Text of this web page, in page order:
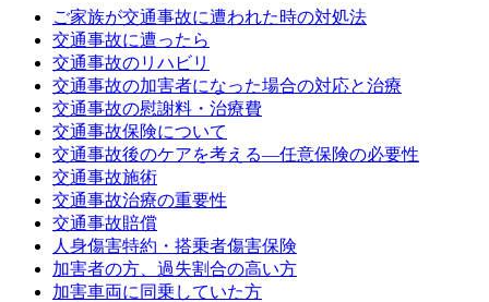
ご家族が交通事故に遭われた時の対処法
交通事故に遭ったら
交通事故のリハビリ
交通事故の加害者になった場合の対応と治療
交通事故の慰謝料・治療費
交通事故保険について
交通事故後のケアを考える—任意保険の必要性
交通事故施術
交通事故治療の重要性
交通事故賠償
人身傷害特約・搭乗者傷害保険
加害者の方、過失割合の高い方
加害車両に同乗していた方